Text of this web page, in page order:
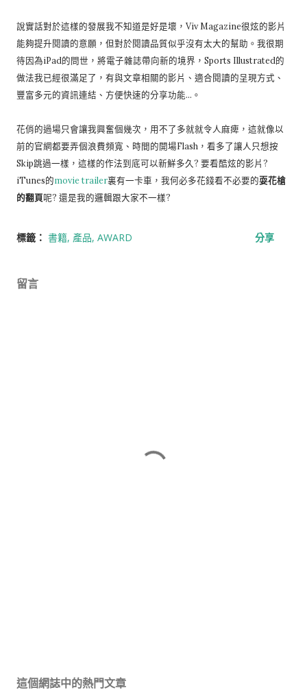
說實話對於這樣的發展我不知道是好是壞，Viv Magazine很炫的影片
能夠提升閱讀的意願，但對於閱讀品質似乎沒有太大的幫助。我很期
待因為iPad的問世，將電子雜誌帶向新的境界，Sports Illustrated的
做法我已經很滿足了，有與文章相關的影片、適合閱讀的呈現方式、
豐富多元的資訊連結、方便快速的分享功能…。
花俏的過場只會讓我興奮個幾次，用不了多就就令人麻痺，這就像以
前的官網都要弄個浪費頻寬、時間的開場Flash，看多了讓人只想按
Skip跳過一樣，這樣的作法到底可以新鮮多久? 要看酷炫的影片?
iTunes的movie trailer裏有一卡車，我何必多花錢看不必要的耍花槍
的翻頁呢? 還是我的邏輯跟大家不一樣?
標籤： 書籍 產品 AWARD 分享
留言
這個網誌中的熱門文章